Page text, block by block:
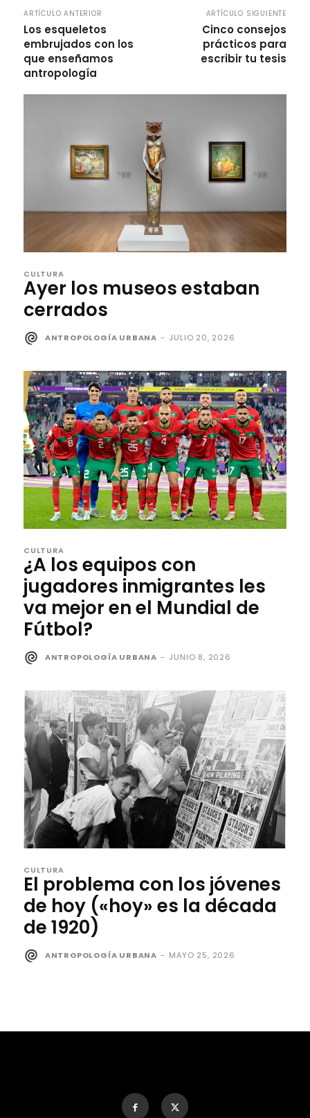
ARTÍCULO ANTERIOR
Los esqueletos
embrujados con los
que enseñamos
antropología
ARTÍCULO SIGUIENTE
Cinco consejos
prácticos para
escribir tu tesis
CULTURA
Ayer los museos estaban
cerrados
ANTROPOLOGÍA URBANA - JULIO 20, 2026
CULTURA
¿A los equipos con
jugadores inmigrantes les
va mejor en el Mundial de
Fútbol?
ANTROPOLOGÍA URBANA - JUNIO 8, 2026
CULTURA
El problema con los jóvenes
de hoy («hoy» es la década
de 1920)
ANTROPOLOGÍA URBANA - MAYO 25, 2026